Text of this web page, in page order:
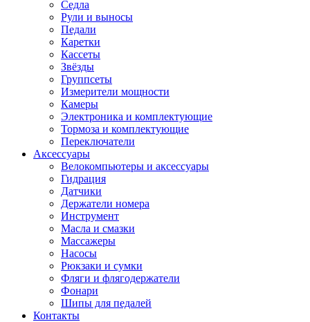
Седла
Рули и выносы
Педали
Каретки
Кассеты
Звёзды
Группсеты
Измерители мощности
Камеры
Электроника и комплектующие
Тормоза и комплектующие
Переключатели
Аксессуары
Велокомпьютеры и аксессуары
Гидрация
Датчики
Держатели номера
Инструмент
Масла и смазки
Массажеры
Насосы
Рюкзаки и сумки
Фляги и флягодержатели
Фонари
Шипы для педалей
Контакты